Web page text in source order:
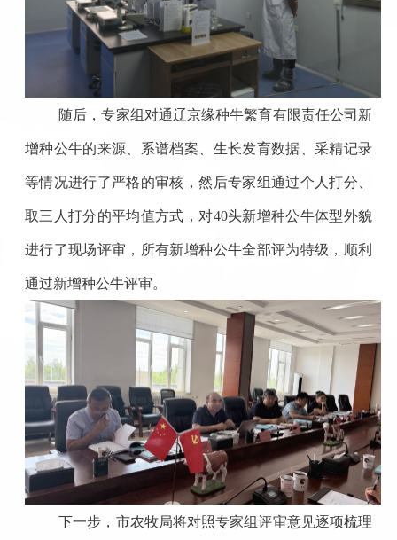
随后，专家组对通辽京缘种牛繁育有限责任公司新
增种公牛的来源、系谱档案、生长发育数据、采精记录
等情况进行了严格的审核，然后专家组通过个人打分、
取三人打分的平均值方式，对40头新增种公牛体型外貌
进行了现场评审，所有新增种公牛全部评为特级，顺利
通过新增种公牛评审。
下一步，市农牧局将对照专家组评审意见逐项梳理